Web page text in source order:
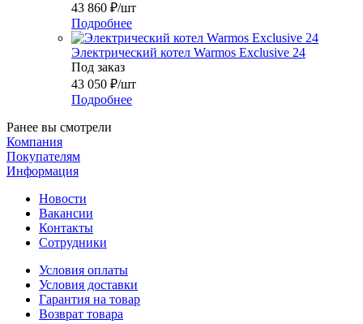
43 860 ₽/шт
Подробнее
Электрический котел Warmos Exclusive 24
Под заказ
43 050 ₽/шт
Подробнее
Ранее вы смотрели
Компания
Покупателям
Информация
Новости
Вакансии
Контакты
Сотрудники
Условия оплаты
Условия доставки
Гарантия на товар
Возврат товара